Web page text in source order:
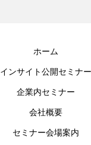
ホーム
インサイト公開セミナー
企業内セミナー
会社概要
セミナー会場案内